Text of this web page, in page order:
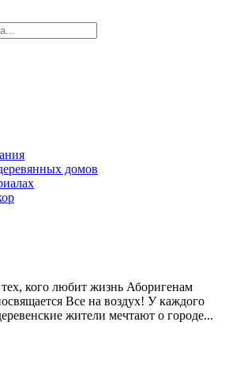
домов
кого любит жизнь Аборигенам
Все на воздух! У каждого
жители мечтают о городе...